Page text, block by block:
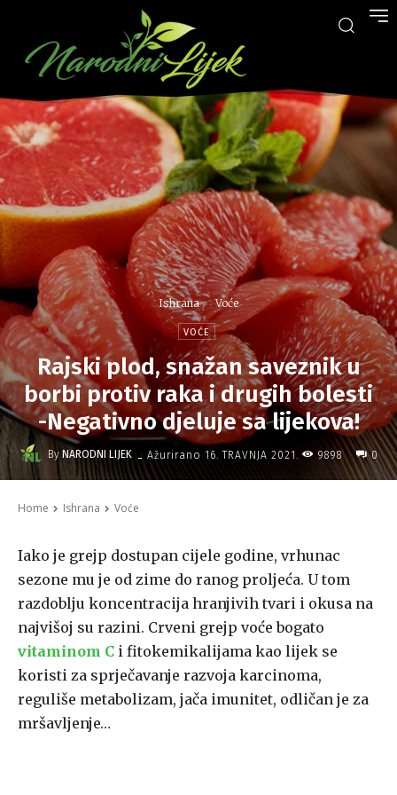
Ishrana Voće
VOĆE
Rajski plod, snažan saveznik u
borbi protiv raka i drugih bolesti
-Negativno djeluje sa lijekova!
By NARODNI LIJEK - Ažurirano 16. TRAVNJA 2021. 9898 0
Home Ishrana Voće
Iako je grejp dostupan cijele godine, vrhunac
sezone mu je od zime do ranog proljeća. U tom
razdoblju koncentracija hranjivih tvari i okusa na
najvišoj su razini. Crveni grejp voće bogato
vitaminom C i fitokemikalijama kao lijek se
koristi za sprječavanje razvoja karcinoma,
reguliše metabolizam, jača imunitet, odličan je za
mršavljenje…